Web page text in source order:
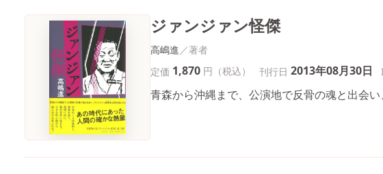
ジァンジァン怪傑
高嶋進
定価 1,870 円（税込） 刊行日 2013年08月30日
青森から沖縄まで、公演地で反骨の魂と出会